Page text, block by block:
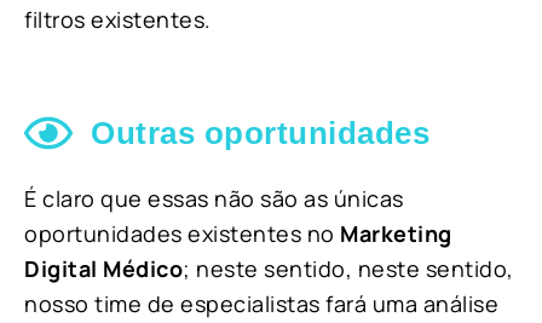
filtros existentes.
Outras oportunidades
É claro que essas não são as únicas
oportunidades existentes no Marketing
Digital Médico; neste sentido, neste sentido,
nosso time de especialistas fará uma análise